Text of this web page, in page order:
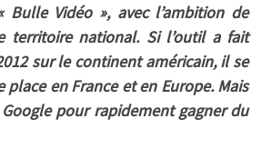
Bulle Vidéo », avec l’ambition de
territoire national. Si l’outil a fait
sur le continent américain, il se
en France et en Europe. Mais
pour rapidement gagner du